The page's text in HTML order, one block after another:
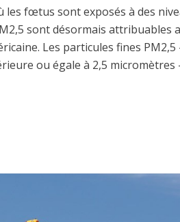
les fœtus sont exposés à des
sont désormais attribuables
Les particules fines PM2,5
ou égale à 2,5